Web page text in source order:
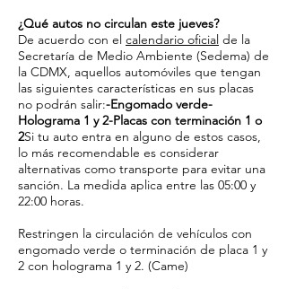
¿Qué autos no circulan este jueves?
De acuerdo con el calendario oficial de la
Secretaría de Medio Ambiente (Sedema) de
la CDMX, aquellos automóviles que tengan
las siguientes características en sus placas
no podrán salir:-Engomado verde-
Holograma 1 y 2-Placas con terminación 1 o
2Si tu auto entra en alguno de estos casos,
lo más recomendable es considerar
alternativas como transporte para evitar una
sanción. La medida aplica entre las 05:00 y
22:00 horas.
Restringen la circulación de vehículos con
engomado verde o terminación de placa 1 y
2 con holograma 1 y 2. (Came)